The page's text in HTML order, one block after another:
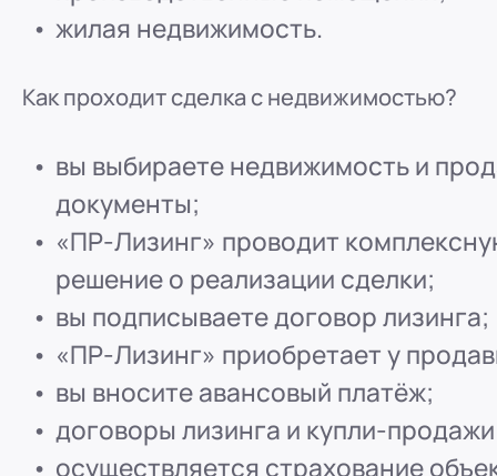
ООО "ПР-Лизинг"
8 (800) 250-25-31 (вн. 153)mail@pr-liz.ru8
Россия Омск
8 (800) 250-25-31 (вн. 153)
8
ООО "ПР-Лизинг"
Россия Ростов-на-Донуг. Ростов-на-Дону, ул.
8 (800) 250-25-31 (вн. 153)mail@pr-liz.ru8
жилая недвижимость.
Как проходит сделка с недвижимостью?
вы выбираете недвижимость и
документы;
«ПР-Лизинг» проводит
решение о реализации сделки;
вы подписываете договор лизинга;
«ПР-Лизинг» приобретает у
вы вносите авансовый платёж;
договоры лизинга и купли-
осуществляется страхование